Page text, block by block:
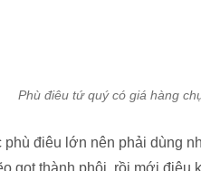
tay nghề cao, trí tưởng
tháng mới hoàn thiện,